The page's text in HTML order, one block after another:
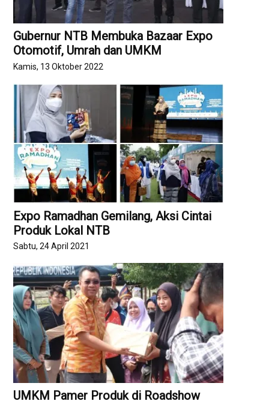
Gubernur NTB Membuka Bazaar Expo
Otomotif, Umrah dan UMKM
Kamis, 13 Oktober 2022
Expo Ramadhan Gemilang, Aksi Cintai
Produk Lokal NTB
Sabtu, 24 April 2021
UMKM Pamer Produk di Roadshow